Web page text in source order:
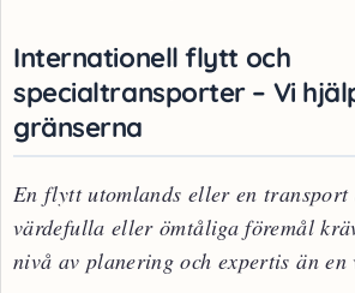
Internationell flytt och
specialtransporter – Vi
gränserna
En flytt utomlands eller en
värdefulla eller ömtåliga föremål
nivå av planering och expertis än